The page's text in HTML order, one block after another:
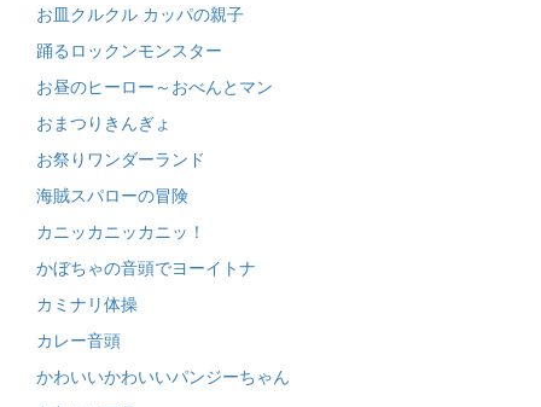
お皿クルクル カッパの親子
踊るロックンモンスター
お昼のヒーロー～おべんとマン
おまつりきんぎょ
お祭りワンダーランド
海賊スパローの冒険
カニッカニッカニッ！
かぼちゃの音頭でヨーイトナ
カミナリ体操
カレー音頭
かわいいかわいいパンジーちゃん